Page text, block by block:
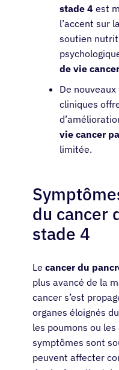
stade 4 est
l’accent sur
soutien
de vie
De
cliniques
vie cancer
limitée.
du cancer
stade 4
Le cancer du
plus avancé de la
cancer s’est
organes éloignés
les poumons ou
symptômes sont
peuvent affecter